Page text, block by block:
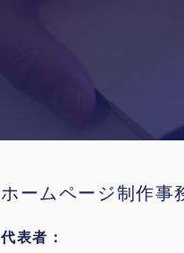
ホームページ制作事
代表者